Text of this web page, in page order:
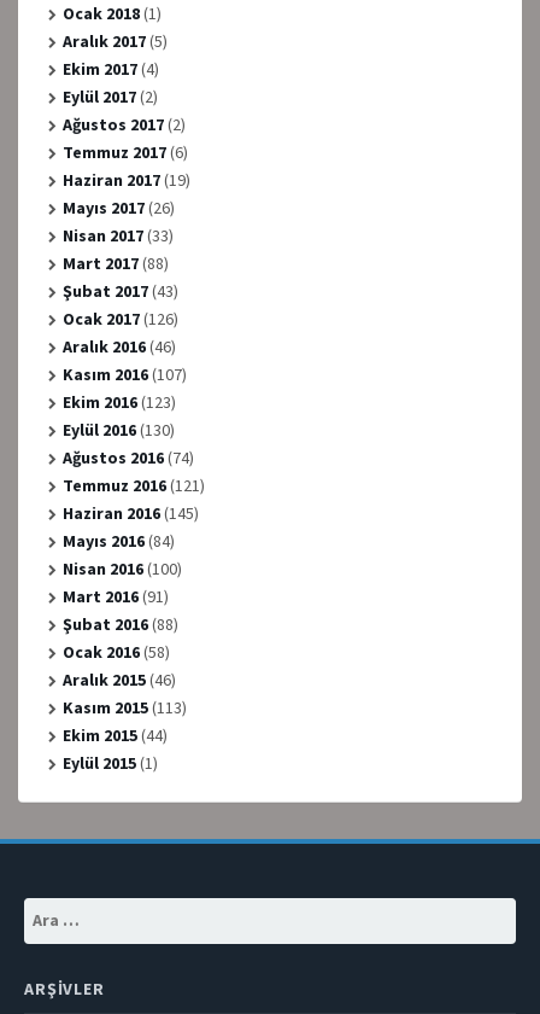
Ocak 2018(1)
Aralık 2017(5)
Ekim 2017(4)
Eylül 2017(2)
Ağustos 2017(2)
Temmuz 2017(6)
Haziran 2017(19)
Mayıs 2017(26)
Nisan 2017(33)
Mart 2017(88)
Şubat 2017(43)
Ocak 2017(126)
Aralık 2016(46)
Kasım 2016(107)
Ekim 2016(123)
Eylül 2016(130)
Ağustos 2016(74)
Temmuz 2016(121)
Haziran 2016(145)
Mayıs 2016(84)
Nisan 2016(100)
Mart 2016(91)
Şubat 2016(88)
Ocak 2016(58)
Aralık 2015(46)
Kasım 2015(113)
Ekim 2015(44)
Eylül 2015(1)
Arama:
ARŞIVLER